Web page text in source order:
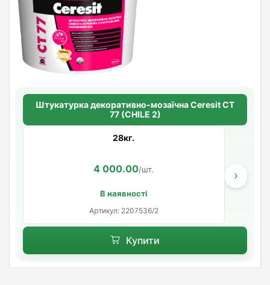
Штукатурка декоративно-мозаїчна Ceresit CT
77 (CHILE 2)
28кг.
4 000.00/шт.
В наявності
Артикул: 2207536/2
›
Купити